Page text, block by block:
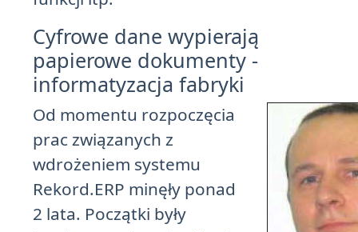
Cyfrowe dane wypierają
papierowe dokumenty -
informatyzacja fabryki
Od momentu rozpoczęcia
prac związanych z
wdrożeniem systemu
Rekord.ERP minęły ponad
2 lata. Początki były